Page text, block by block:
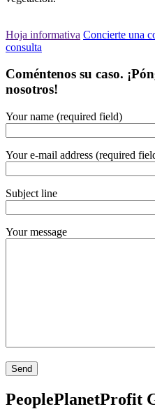
Hoja informativa Concierte una
consulta
Coméntenos su caso.
nosotros!
Your name (required field)
Your e-mail address (required
Subject line
Your message
PeoplePlanetProfit